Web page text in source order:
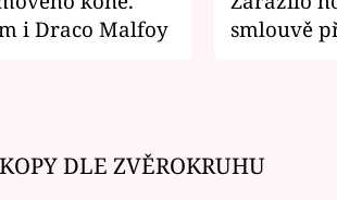
i Draco Malfoy
smlouvě
DLE ZVĚROKRUHU